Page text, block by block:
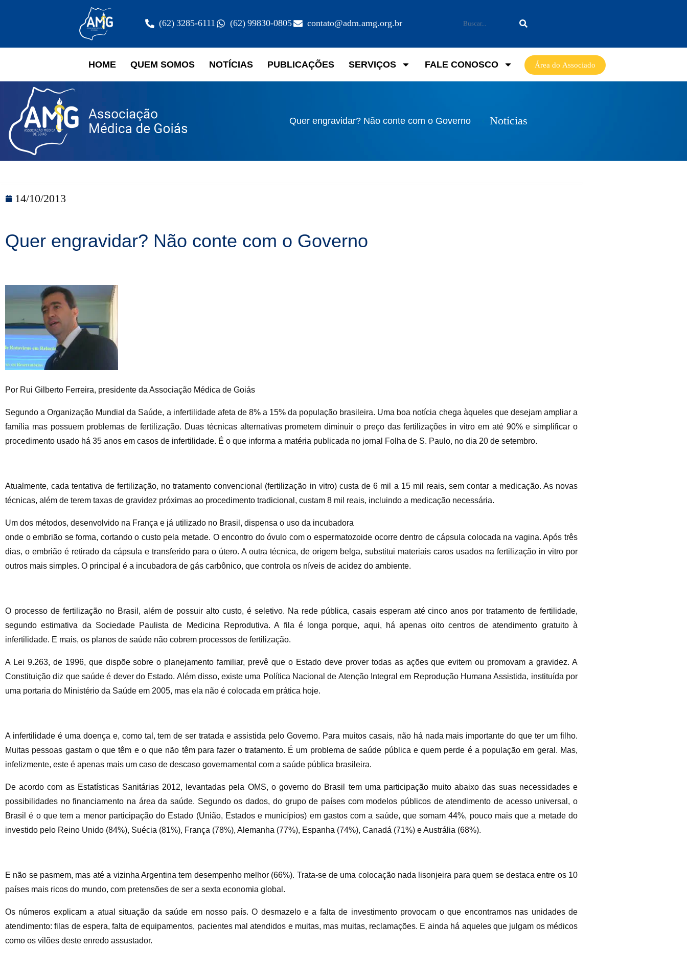
(62) 3285-6111 (62) 99830-0805 contato@adm.amg.org.br
HOME QUEM SOMOS NOTÍCIAS PUBLICAÇÕES SERVIÇOS FALE CONOSCO Área do Associado
Quer engravidar? Não conte com o Governo Notícias
14/10/2013
Quer engravidar? Não conte com o Governo
Por Rui Gilberto Ferreira, presidente da Associação Médica de Goiás
Segundo a Organização Mundial da Saúde, a infertilidade afeta de 8% a 15% da população brasileira. Uma boa notícia chega àqueles que desejam ampliar a
família mas possuem problemas de fertilização. Duas técnicas alternativas prometem diminuir o preço das fertilizações in vitro em até 90% e simplificar o
procedimento usado há 35 anos em casos de infertilidade. É o que informa a matéria publicada no jornal Folha de S. Paulo, no dia 20 de setembro.
Atualmente, cada tentativa de fertilização, no tratamento convencional (fertilização in vitro) custa de 6 mil a 15 mil reais, sem contar a medicação. As novas
técnicas, além de terem taxas de gravidez próximas ao procedimento tradicional, custam 8 mil reais, incluindo a medicação necessária.
Um dos métodos, desenvolvido na França e já utilizado no Brasil, dispensa o uso da incubadora
onde o embrião se forma, cortando o custo pela metade. O encontro do óvulo com o espermatozoide ocorre dentro de cápsula colocada na vagina. Após três
dias, o embrião é retirado da cápsula e transferido para o útero. A outra técnica, de origem belga, substitui materiais caros usados na fertilização in vitro por
outros mais simples. O principal é a incubadora de gás carbônico, que controla os níveis de acidez do ambiente.
O processo de fertilização no Brasil, além de possuir alto custo, é seletivo. Na rede pública, casais esperam até cinco anos por tratamento de fertilidade,
segundo estimativa da Sociedade Paulista de Medicina Reprodutiva. A fila é longa porque, aqui, há apenas oito centros de atendimento gratuito à
infertilidade. E mais, os planos de saúde não cobrem processos de fertilização.
A Lei 9.263, de 1996, que dispõe sobre o planejamento familiar, prevê que o Estado deve prover todas as ações que evitem ou promovam a gravidez. A
Constituição diz que saúde é dever do Estado. Além disso, existe uma Política Nacional de Atenção Integral em Reprodução Humana Assistida, instituída por
uma portaria do Ministério da Saúde em 2005, mas ela não é colocada em prática hoje.
A infertilidade é uma doença e, como tal, tem de ser tratada e assistida pelo Governo. Para muitos casais, não há nada mais importante do que ter um filho.
Muitas pessoas gastam o que têm e o que não têm para fazer o tratamento. É um problema de saúde pública e quem perde é a população em geral. Mas,
infelizmente, este é apenas mais um caso de descaso governamental com a saúde pública brasileira.
De acordo com as Estatísticas Sanitárias 2012, levantadas pela OMS, o governo do Brasil tem uma participação muito abaixo das suas necessidades e
possibilidades no financiamento na área da saúde. Segundo os dados, do grupo de países com modelos públicos de atendimento de acesso universal, o
Brasil é o que tem a menor participação do Estado (União, Estados e municípios) em gastos com a saúde, que somam 44%, pouco mais que a metade do
investido pelo Reino Unido (84%), Suécia (81%), França (78%), Alemanha (77%), Espanha (74%), Canadá (71%) e Austrália (68%).
E não se pasmem, mas até a vizinha Argentina tem desempenho melhor (66%). Trata-se de uma colocação nada lisonjeira para quem se destaca entre os 10
países mais ricos do mundo, com pretensões de ser a sexta economia global.
Os números explicam a atual situação da saúde em nosso país. O desmazelo e a falta de investimento provocam o que encontramos nas unidades de
atendimento: filas de espera, falta de equipamentos, pacientes mal atendidos e muitas, mas muitas, reclamações. E ainda há aqueles que julgam os médicos
como os vilões deste enredo assustador.